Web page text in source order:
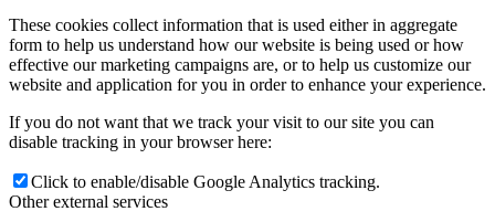
These cookies collect information that is used either in aggregate
form to help us understand how our website is being used or how
effective our marketing campaigns are, or to help us customize our
website and application for you in order to enhance your experience.
If you do not want that we track your visit to our site you can
disable tracking in your browser here:
Click to enable/disable Google Analytics tracking.
Other external services